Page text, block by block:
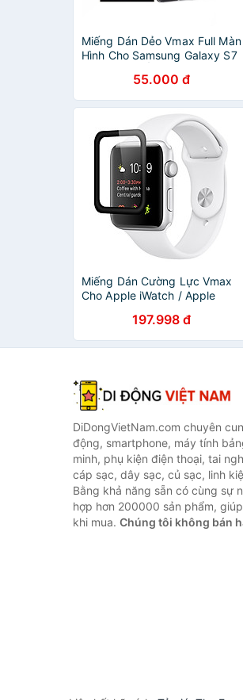
Miếng Dán Dẻo Vmax Full Màn
Hình Cho Samsung Galaxy S7
55.000 đ
Miếng Dán Cường Lực Vmax
Cho Apple iWatch / Apple
Chính Hãng197.998 đ
DiDongVietNam.com chuyên
động, smartphone, máy tính
minh, phụ kiện điện thoại, tai
cáp sạc, dây sạc, củ sạc, linh
Bằng khả năng sẵn có cùng sự
hợp hơn 200000 sản phẩm,
khi mua. Chúng tôi không bán